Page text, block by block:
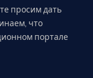
просим дать
что
портале